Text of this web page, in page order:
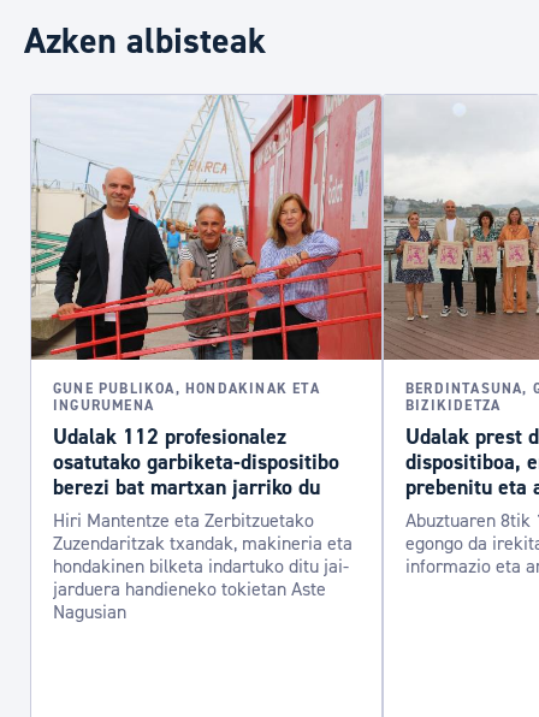
Azken albisteak
GUNE PUBLIKOA, HONDAKINAK ETA
INGURUMENA
Udalak 112 profesionalez
osatutako garbiketa-dispositibo
berezi bat martxan jarriko du
Hiri Mantentze eta Zerbitzuetako
Zuzendaritzak txandak, makineria eta
hondakinen bilketa indartuko ditu jai-
jarduera handieneko tokietan Aste
Nagusian
BERDINTASUNA,
BIZIKIDETZA
Udalak prest
dispositiboa,
prebenitu eta
Abuztuaren 8tik
egongo da
informazio eta